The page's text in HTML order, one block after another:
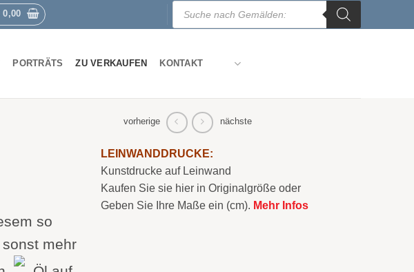
0,00
Products
search
PORTRÄTS ZU VERKAUFEN KONTAKT
vorherige nächste
so
mehr
LEINWANDDRUCKE:
Kunstdrucke auf Leinwand
Kaufen Sie sie hier in Originalgröße oder
Geben Sie Ihre Maße ein (cm). Mehr Infos